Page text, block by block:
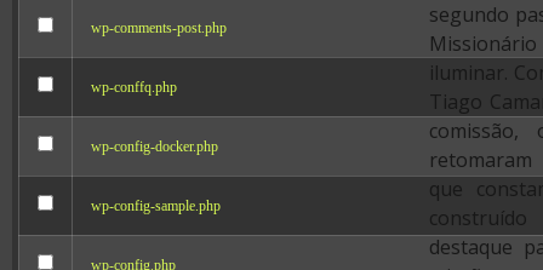
wp-comments-post.php
wp-conffq.php
wp-config-docker.php
wp-config-sample.php
wp-config.php
segundo
iluminar.
Tiago
comissão,
que
destaque